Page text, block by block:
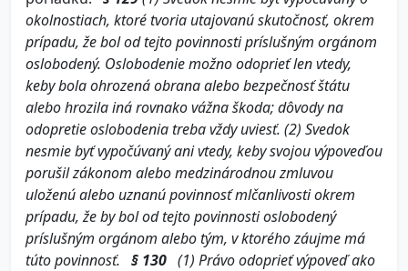
okolnostiach, ktoré tvoria utajovanú skutočnosť, okrem
prípadu, že bol od tejto povinnosti príslušným orgánom
oslobodený. Oslobodenie možno odoprieť len vtedy,
keby bola ohrozená obrana alebo bezpečnosť štátu
alebo hrozila iná rovnako vážna škoda; dôvody na
odopretie oslobodenia treba vždy uviesť. (2) Svedok
nesmie byť vypočúvaný ani vtedy, keby svojou výpoveďou
porušil zákonom alebo medzinárodnou zmluvou
uloženú alebo uznanú povinnosť mlčanlivosti okrem
prípadu, že by bol od tejto povinnosti oslobodený
príslušným orgánom alebo tým, v ktorého záujme má
túto povinnosť. § 130 (1) Právo odoprieť výpoveď ako